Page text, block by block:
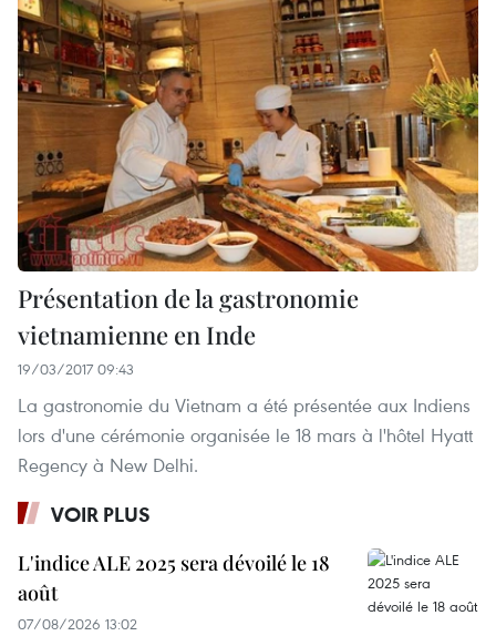
Présentation de la gastronomie
vietnamienne en Inde
19/03/2017 09:43
La gastronomie du Vietnam a été présentée aux Indiens
lors d'une cérémonie organisée le 18 mars à l'hôtel Hyatt
Regency à New Delhi.
VOIR PLUS
L'indice ALE 2025 sera dévoilé le 18
août
07/08/2026 13:02